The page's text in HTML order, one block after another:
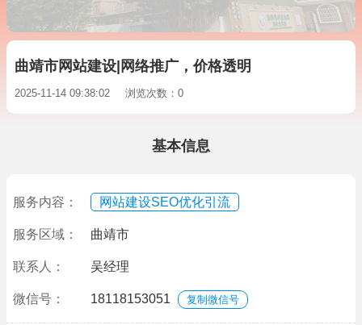
曲靖市网站建设|网络推广，价格透明
2025-11-14 09:38:02 浏览次数：0
基本信息
服务内容： 网站建设SEO优化引流
服务区域： 曲靖市
联系人： 吴经理
微信号： 18118153051 复制微信号